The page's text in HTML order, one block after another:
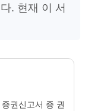
. 현재 이 서
권신고서 증 권